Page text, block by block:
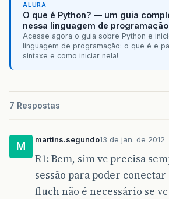
ALURA
O que é Python? — um guia
nessa linguagem de programação
Acesse agora o guia sobre Python e
linguagem de programação: o que é e
sintaxe e como iniciar nela!
7 Respostas
M
martins.segundo13 de jan. de 2012
R1: Bem, sim vc precisa
sessão para poder conectar
fluch não é necessário se